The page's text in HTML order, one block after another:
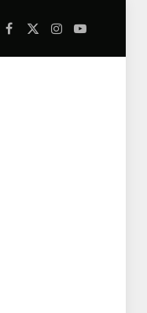
Facebook
X
Instagram
YouTube